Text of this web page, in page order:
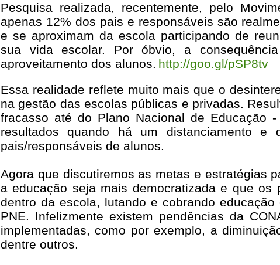
Pesquisa realizada, recentemente, pelo
apenas 12% dos pais e responsáveis são
e se aproximam da escola participando de
sua vida escolar. Por óbvio, a
aproveitamento dos alunos. http://goo.gl/pSP8tv
Essa realidade reflete muito mais que o
na gestão das escolas públicas e privadas.
fracasso até do Plano Nacional de Educação
resultados quando há um distanciamento e
pais/responsáveis de alunos.
Agora que discutiremos as metas e estratégias
a educação seja mais democratizada e que os
dentro da escola, lutando e cobrando
PNE.
Infelizmente existem pendências da
implementadas, como por exemplo, a
dentre outros.